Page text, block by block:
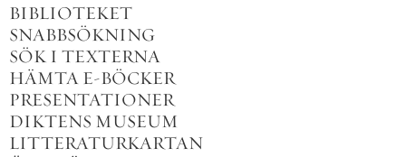
BIBLIOTEKET
SNABBSÖKNING
SÖK I TEXTERNA
HÄMTA E-BÖCKER
PRESENTATIONER
DIKTENS MUSEUM
LITTERATURKARTAN